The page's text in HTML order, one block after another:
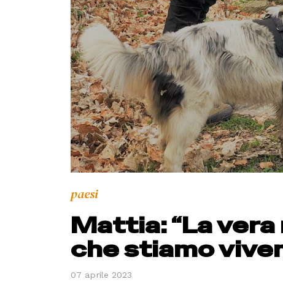
paesi
Mattia: “La
che stiamo
07 aprile 2023